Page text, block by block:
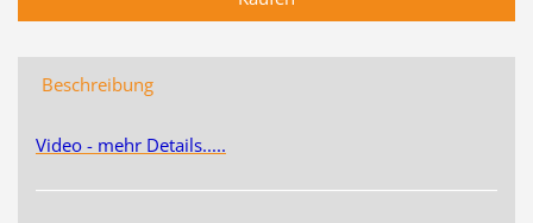
Beschreibung
Video - mehr Details.....